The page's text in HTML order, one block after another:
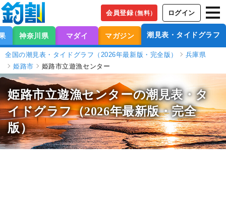
会員登録（無料） ログイン
神奈川県 マダイ マガジン 潮見表・タイドグラフ
全国の潮見表・タイドグラフ（2026年最新版・完全版）
兵庫県
姫路市
姫路市立遊漁センター
姫路市立遊漁センターの潮見表・タ
イドグラフ（2026年最新版・完全
版）